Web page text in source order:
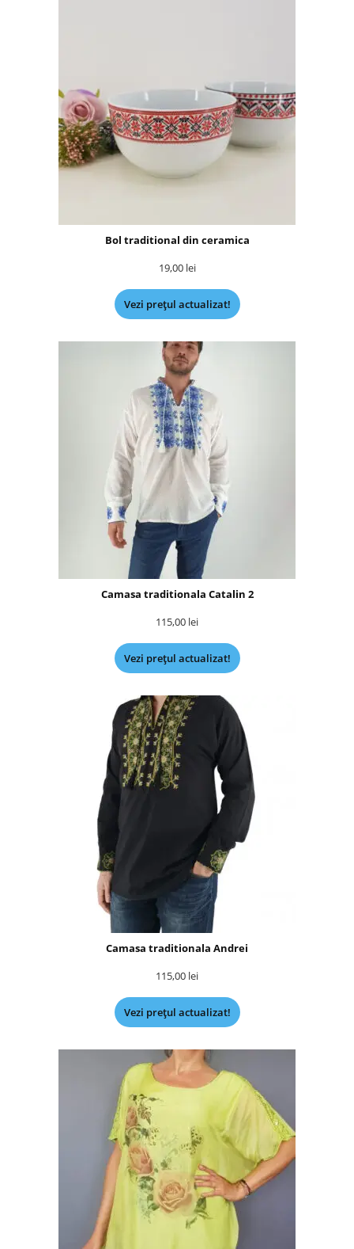
Bol traditional din ceramica
19,00 lei
Vezi prețul actualizat!
Camasa traditionala Catalin 2
115,00 lei
Vezi prețul actualizat!
Camasa traditionala Andrei
115,00 lei
Vezi prețul actualizat!